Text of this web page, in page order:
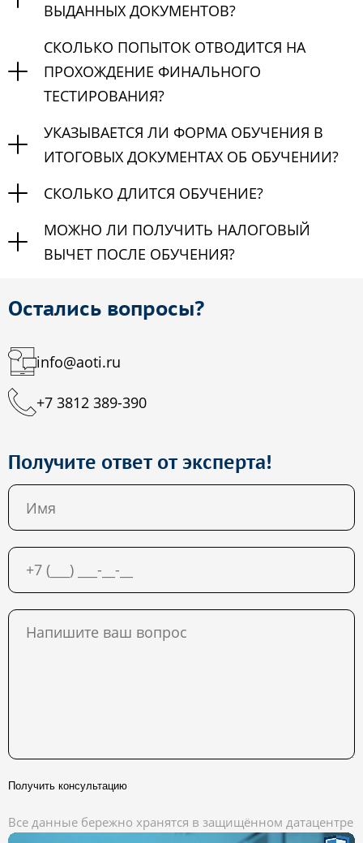
ВЫДАННЫХ ДОКУМЕНТОВ?
СКОЛЬКО ПОПЫТОК ОТВОДИТСЯ НА
ПРОХОЖДЕНИЕ ФИНАЛЬНОГО
ТЕСТИРОВАНИЯ?
УКАЗЫВАЕТСЯ ЛИ ФОРМА ОБУЧЕНИЯ В
ИТОГОВЫХ ДОКУМЕНТАХ ОБ ОБУЧЕНИИ?
СКОЛЬКО ДЛИТСЯ ОБУЧЕНИЕ?
МОЖНО ЛИ ПОЛУЧИТЬ НАЛОГОВЫЙ
ВЫЧЕТ ПОСЛЕ ОБУЧЕНИЯ?
Остались вопросы?
info@aoti.ru
+7 3812 389-390
Получите ответ от эксперта!
Получить консультацию
Все данные бережно хранятся в защищённом датацентре